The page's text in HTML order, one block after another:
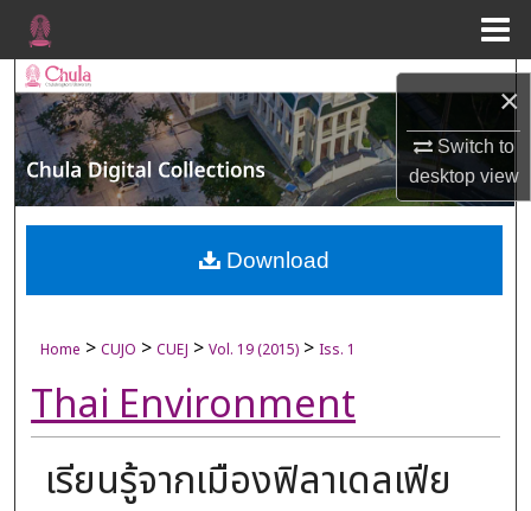
×
Switch to
desktopview
Search
Browse Collections
My Account
About
Home > CUJO > CUEJ > Vol. 19 (2015) > Iss. 1
Thai Environment
เรียนรู้จากเมืองฟิลาเดลเฟีย
Download